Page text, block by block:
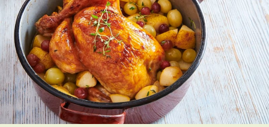
Články
TV Program
Škola vaření
Recepty z TV